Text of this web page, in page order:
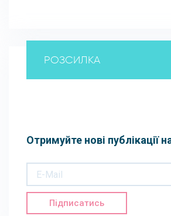
РОЗСИЛКА
Отримуйте нові публікації
Підписатись